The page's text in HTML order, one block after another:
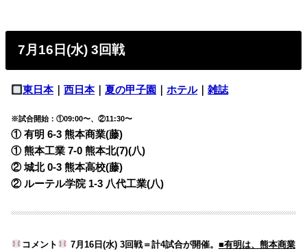
7月16日(水) 3回戦
東日本｜西日本｜夏の甲子園 ｜ホテル｜雑誌
※試合開始：①09:00〜、②11:30〜
① 有明 6-3熊本商業(藤)
① 熊本工業 7-0熊本北(7)(八)
② 城北 0-3 熊本高校(藤)
② ルーテル学院 1-3 八代工業(八)
コメント 7月16日(水) 3回戦＝計4試合が開催。 ■有明は、熊本商業